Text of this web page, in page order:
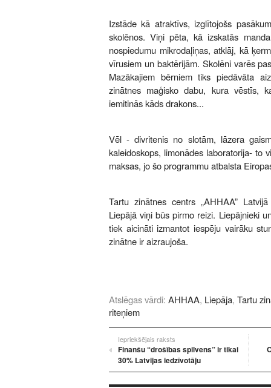
Izstāde kā atraktīvs, izglītojošs
skolēnos. Viņi pēta, kā izskatās
nospiedumu mikrodaļiņas, atklāj, kā
vīrusiem un baktērijām. Skolēni varēs
Mazākajiem bērniem tiks piedāvāta
zinātnes maģisko dabu, kura vēstīs,
iemitinās kāds drakons...
Vēl - divritenis no slotām, lāzera
kaleidoskops, limonādes laboratorija- to
maksas, jo šo programmu atbalsta
Tartu zinātnes centrs „AHHAA”
Liepājā viņi būs pirmo reizi. Liepājnieki
tiek aicināti izmantot iespēju vairāku
zinātne ir aizraujoša.
Atslēgas vārdi: AHHAA, Liepāja, Tartu
riteņiem
Iepriekšējais raksts
Finanšu “drošības spilvens” ir tikai
30% Latvijas iedzīvotāju